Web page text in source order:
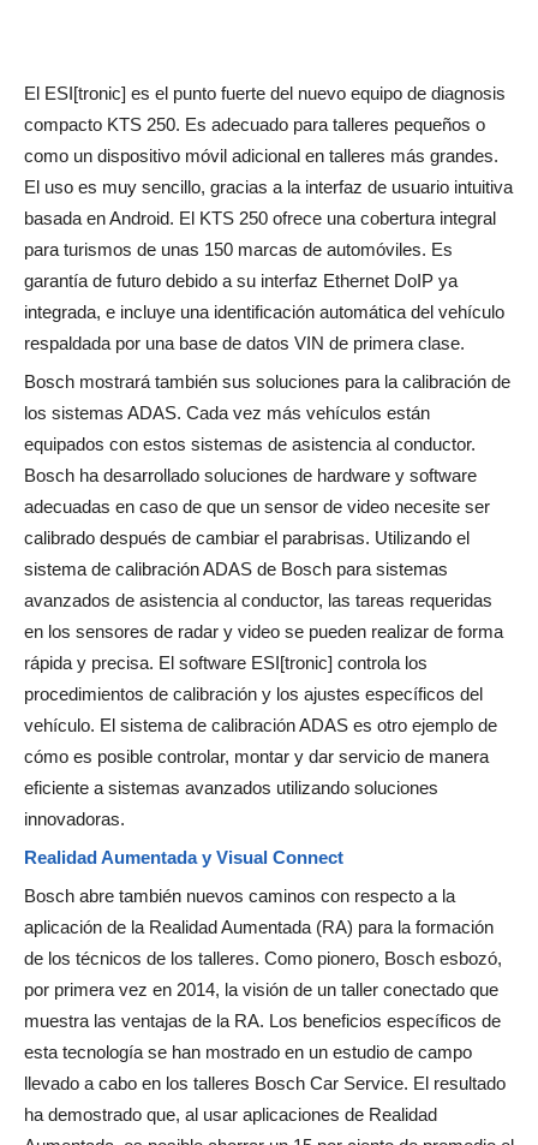
El ESI[tronic] es el punto fuerte del nuevo equipo de diagnosis
compacto KTS 250. Es adecuado para talleres pequeños o
como un dispositivo móvil adicional en talleres más grandes.
El uso es muy sencillo, gracias a la interfaz de usuario intuitiva
basada en Android. El KTS 250 ofrece una cobertura integral
para turismos de unas 150 marcas de automóviles. Es
garantía de futuro debido a su interfaz Ethernet DoIP ya
integrada, e incluye una identificación automática del vehículo
respaldada por una base de datos VIN de primera clase.
Bosch mostrará también sus soluciones para la calibración de
los sistemas ADAS. Cada vez más vehículos están
equipados con estos sistemas de asistencia al conductor.
Bosch ha desarrollado soluciones de hardware y software
adecuadas en caso de que un sensor de video necesite ser
calibrado después de cambiar el parabrisas. Utilizando el
sistema de calibración ADAS de Bosch para sistemas
avanzados de asistencia al conductor, las tareas requeridas
en los sensores de radar y video se pueden realizar de forma
rápida y precisa. El software ESI[tronic] controla los
procedimientos de calibración y los ajustes específicos del
vehículo. El sistema de calibración ADAS es otro ejemplo de
cómo es posible controlar, montar y dar servicio de manera
eficiente a sistemas avanzados utilizando soluciones
innovadoras.
Realidad Aumentada y Visual Connect
Bosch abre también nuevos caminos con respecto a la
aplicación de la Realidad Aumentada (RA) para la formación
de los técnicos de los talleres. Como pionero, Bosch esbozó,
por primera vez en 2014, la visión de un taller conectado que
muestra las ventajas de la RA. Los beneficios específicos de
esta tecnología se han mostrado en un estudio de campo
llevado a cabo en los talleres Bosch Car Service. El resultado
ha demostrado que, al usar aplicaciones de Realidad